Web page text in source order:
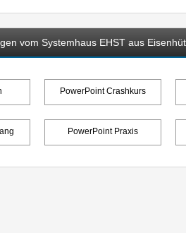
vom Systemhaus EHST aus
PowerPoint Crashkurs
PowerPoint Praxis